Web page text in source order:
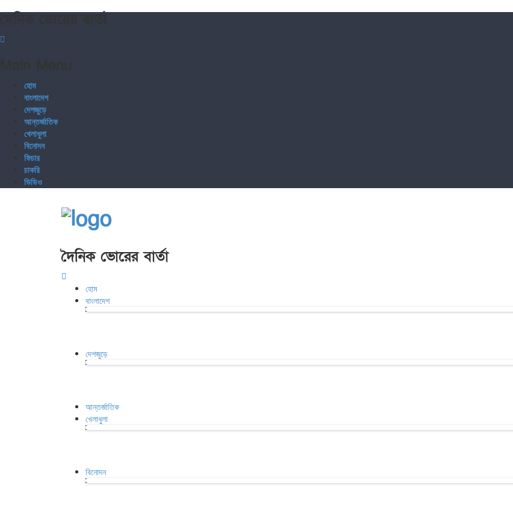
হোম
বাংলাদেশ
দেশজুড়ে
আন্তর্জাতিক
খেলাধুলা
বিনোদন
ফিচার
চাকরি
ভিডিও
দৈনিক ভোরের বার্তা
হোম
বাংলাদেশ
দেশজুড়ে
আন্তর্জাতিক
খেলাধুলা
বিনোদন